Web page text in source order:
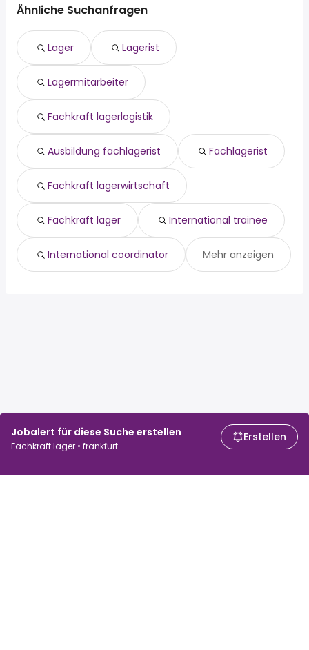
Jobalert für diese Suche erstellen
Fachkraft lager • frankfurt
Erstellen
Bad Homburg V.d. Höhe
Dreieich
Hofheim Am Taunus
Maintal
Neu Isenburg
Langen
teilzeit
reinigungskraft
aushilfe
minijob
minijobber
wochenende
verkäufer
Ähnliche Suchanfragen
Lager Lagerist
Lagermitarbeiter
Fachkraft lagerlogistik
Ausbildung fachlagerist Fachlagerist
Fachkraft lagerwirtschaft
Fachkraft lager International trainee
International coordinator Mehr anzeigen